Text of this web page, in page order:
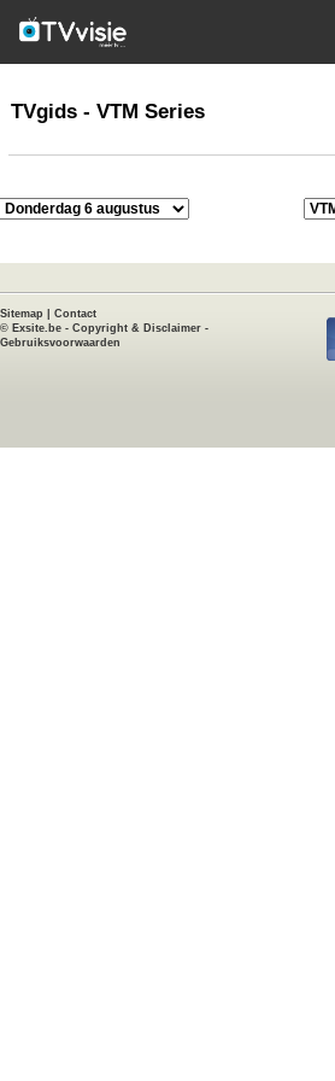
TVgids
TVgids - VTM Series
Sitemap
Contact
© Exsite.be - Copyright & Disclaimer -
Gebruiksvoorwaarden